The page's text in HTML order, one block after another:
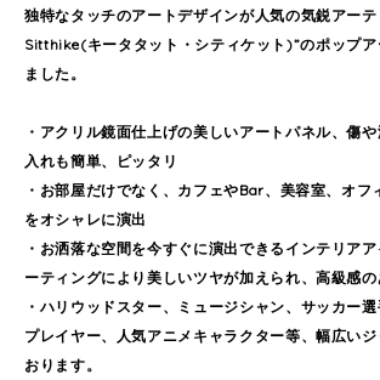
独特なタッチのアートデザインが人気の気鋭アー
Sitthike(キータタット・シティケット)”のポップア
ました。
・アクリル鏡面仕上げの美しいアートパネル、傷
入れも簡単、ピッタリ
・お部屋だけでなく、カフェやBar、美容室、オフ
をオシャレに演出
・お洒落な空間を今すぐに演出できるインテリア
ーティングにより美しいツヤが加えられ、高級感の
・ハリウッドスター、ミュージシャン、サッカー
プレイヤー、人気アニメキャラクター等、幅広い
おります。